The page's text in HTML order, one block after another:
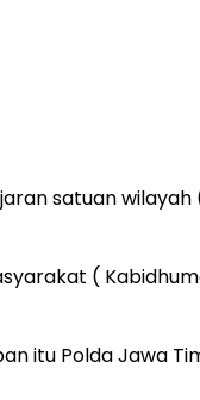
satuan
(
itu Polda Jawa